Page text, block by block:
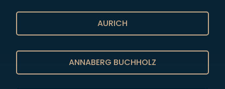
AURICH
ANNABERG BUCHHOLZ